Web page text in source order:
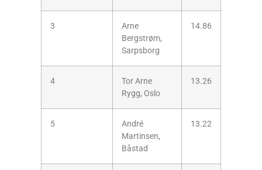
3
Arne
Bergstrøm,
Sarpsborg
14.86
4
Tor Arne
Rygg, Oslo
13.26
5
André
Martinsen,
Båstad
13.22